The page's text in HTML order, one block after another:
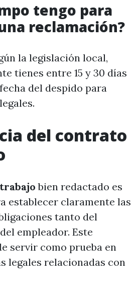
tengo para
reclamación?
la legislación local,
tienes entre 15 y 30 días
del despido para
del contrato
bien redactado es
establecer claramente las
tanto del
empleador. Este
servir como prueba en
legales relacionadas con